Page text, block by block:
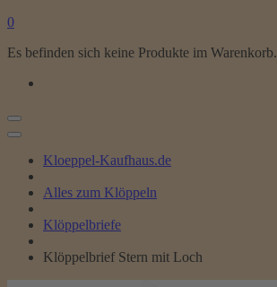
0
Es befinden sich keine Produkte im Warenkorb.
Kloeppel-Kaufhaus.de
Alles zum Klöppeln
Klöppelbriefe
Klöppelbrief Stern mit Loch